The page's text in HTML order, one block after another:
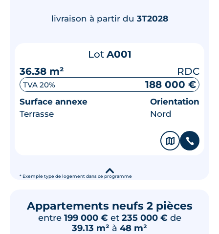
* Exemple type de logement dans ce programme
livraison à partir du 3T2028
Lot A001
36.38 m²
RDC
TVA 20% 188 000 €
Surface annexe
Terrasse
Orientation
Nord
🗞 📞
▾
Appartements neufs 2 pièces
entre 199 000 € et 235 000 € de
39.13 m² à 48 m²